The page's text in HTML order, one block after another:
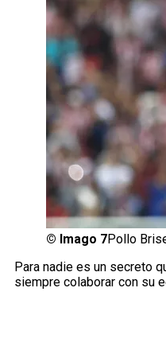
© Imago 7Pollo
Para nadie es un secreto
siempre colaborar con su